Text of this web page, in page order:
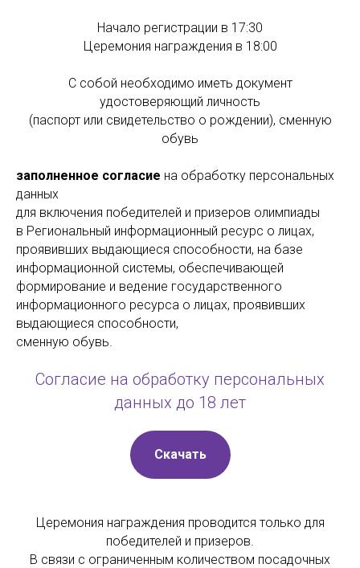
Начало регистрации в 17:30
Церемония награждения в 18:00
С собой необходимо иметь документ
удостоверяющий личность
(паспорт или свидетельство о рождении), сменную
обувь
заполненное согласие на обработку персональных
данных
для включения победителей и призеров олимпиады
в Региональный информационный ресурс о лицах,
проявивших выдающиеся способности, на базе
информационной системы, обеспечивающей
формирование и ведение государственного
информационного ресурса о лицах, проявивших
выдающиеся способности,
сменную обувь.
Согласие на обработку персональных
данных до 18 лет
Скачать
Церемония награждения проводится только для
победителей и призеров.
В связи с ограниченным количеством посадочных